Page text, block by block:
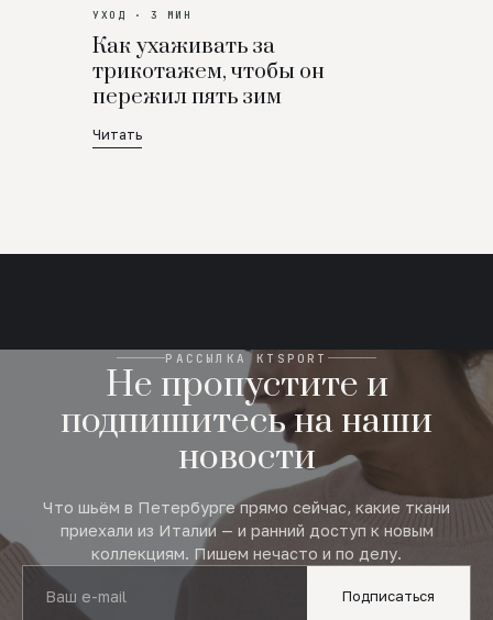
УХОД · 3 МИН
Как ухаживать за
трикотажем, чтобы он
пережил пять зим
Читать
РАССЫЛКА KTSPORT
Не пропустите и
подпишитесь на наши
новости
Что шьём в Петербурге прямо сейчас, какие ткани
приехали из Италии — и ранний доступ к новым
коллекциям. Пишем нечасто и по делу.
Подписаться